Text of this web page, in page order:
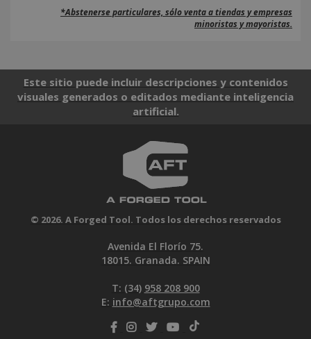
*Abstenerse particulares, sólo venta a tiendas y empresas
minoristas y mayoristas.
Este sitio puede incluir descripciones y contenidos
visuales generados o editados mediante inteligencia
artificial.
© 2026. A Forged Tool. Todos los derechos reservados
Avenida El Florío 75.
18015. Granada. SPAIN
T: (34) 958 208 900
E: info@aftgrupo.com